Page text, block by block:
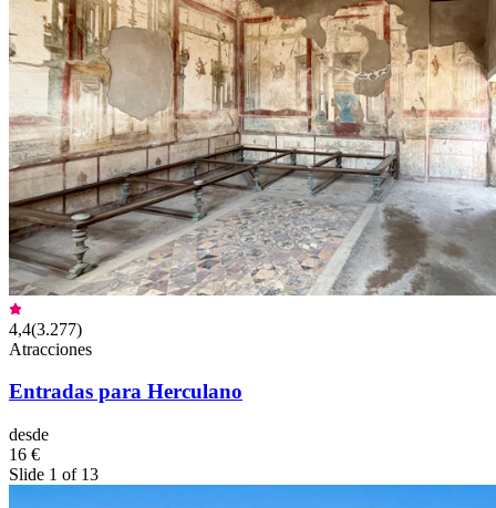
4,4(3.277)
Atracciones
Entradas para Herculano
desde
16 €
Slide 1 of 13